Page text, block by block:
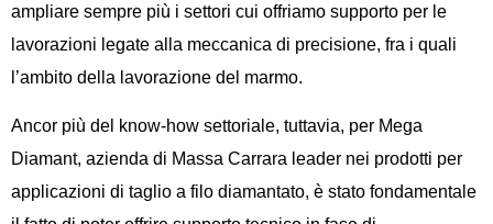
ampliare sempre più i settori cui offriamo supporto per le
lavorazioni legate alla meccanica di precisione, fra i quali
l’ambito della lavorazione del marmo.
Ancor più del know-how settoriale, tuttavia, per Mega
Diamant, azienda di Massa Carrara leader nei prodotti per
applicazioni di taglio a filo diamantato, è stato fondamentale